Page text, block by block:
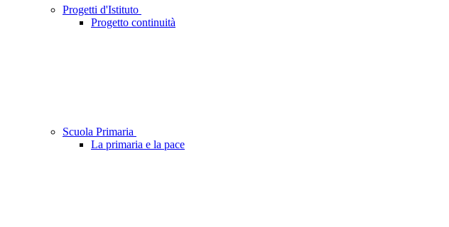
Progetti d'Istituto
Progetto continuità
Scuola Primaria
La primaria e la pace